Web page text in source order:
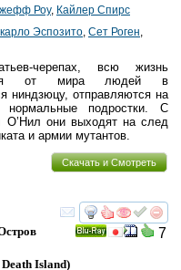
Роу, Кайлер Спирс
Эспозито Сет Роген
черепах, всю жизнь
от мира людей в
ниндзюцу, отправляются на
подростки. С
О’Нил они выходят на след
и армии мутантов.
Скачать и Смотреть
смотреть
7
Island)